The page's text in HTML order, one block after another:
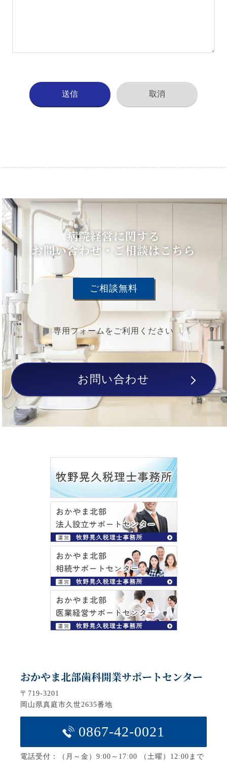
病院経営に関する
お問い合わせ・ご相談はこちら
ご相談無料
専用フォームをご利用ください
お問い合わせ
〒719-3201
岡山県真庭市久世2635番地
0867-42-0021
電話受付：（月～金）9:00～17:00 （土曜）12:00まで